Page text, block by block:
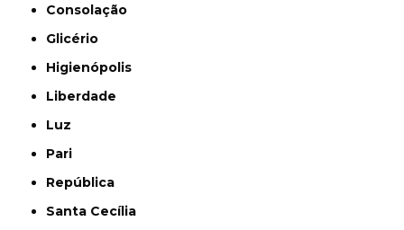
Consolação
Glicério
Higienópolis
Liberdade
Luz
Pari
República
Santa Cecília